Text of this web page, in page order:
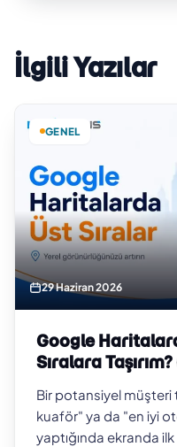
İlgili Yazılar
GENEL
29 Haziran 2026
Google
Sıralara
Bir potansiyel müşteri
kuaför" ya da "en iyi
yaptığında ekranda